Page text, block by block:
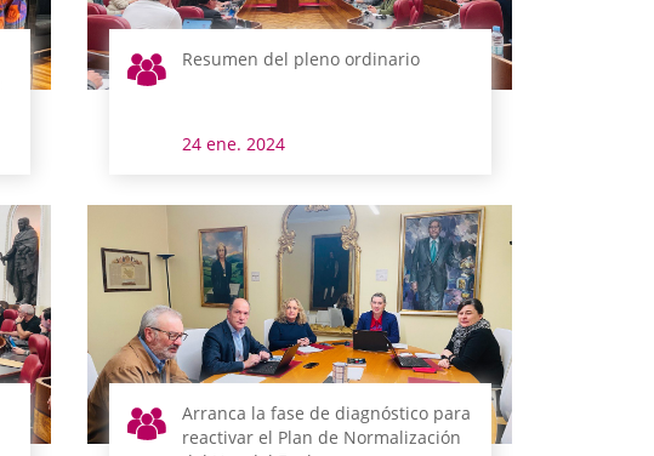
Resumen del pleno ordinario
24 ene. 2024
Arranca la fase de diagnóstico para
reactivar el Plan de Normalización